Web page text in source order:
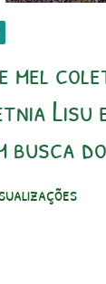
mel
busca